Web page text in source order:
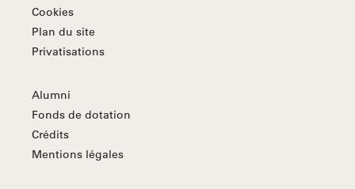
Cookies
Plan du site
Privatisations
Alumni
Fonds de dotation
Crédits
Mentions légales